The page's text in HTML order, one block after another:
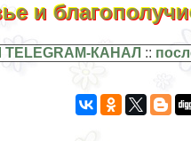
и
КАНАЛ ::